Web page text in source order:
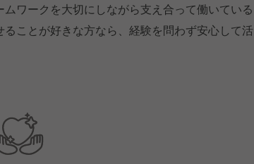
ワークを大切にしながら支え合って働いている
ことが好きな方なら、経験を問わず安心して活